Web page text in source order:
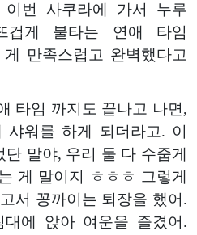
번 사쿠라에 가서 누루
겁게 불타는 연애 타임
만족스럽고 완벽했다고
타임 까지도 끝나고 나면,
워를 하게 되더라고. 이
말야, 우리 둘 다 수줍게
게 말이지 ㅎㅎㅎ 그렇게
서 꽁까이는 퇴장을 했어.
에 앉아 여운을 즐겼어.